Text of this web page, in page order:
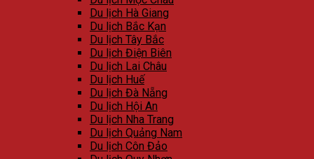
Du lịch Hà Giang
Du lịch Bắc Kạn
Du lịch Tây Bắc
Du lịch Điện Biên
Du lịch Lai Châu
Du lịch Huế
Du lịch Đà Nẵng
Du lịch Hội An
Du lịch Nha Trang
Du lịch Quảng Nam
Du lịch Côn Đảo